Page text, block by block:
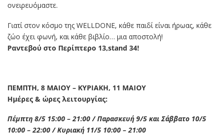
ονειρευόμαστε.
Γιατί στον κόσμο της WELLDONE, κάθε παιδί είναι ήρωας, κάθε
ζώο έχει φωνή, και κάθε βιβλίο… μια αποστολή!
Ραντεβού στο Περίπτερο 13,stand 34!
ΠΕΜΠΤΗ, 8 ΜΑΙΟΥ – ΚΥΡΙΑΚΗ, 11 ΜΑΙΟΥ
Ημέρες & ώρες λειτουργίας:
Πέμπτη 8/5 15:00 – 21:00 / Παρασκευή 9/5 και Σάββατο 10/5
10:00 – 22:00 / Κυριακή 11/5 10:00 – 21:00